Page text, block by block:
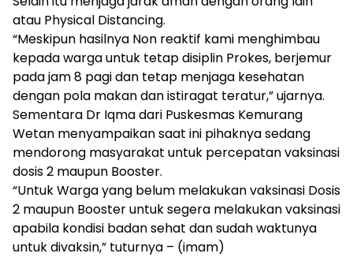
atau Physical Distancing.
“Meskipun hasilnya Non reaktif kami menghimbau
kepada warga untuk tetap disiplin Prokes, berjemur
pada jam 8 pagi dan tetap menjaga kesehatan
dengan pola makan dan istiragat teratur,” ujarnya.
Sementara Dr Iqma dari Puskesmas Kemurang
Wetan menyampaikan saat ini pihaknya sedang
mendorong masyarakat untuk percepatan vaksinasi
dosis 2 maupun Booster.
“Untuk Warga yang belum melakukan vaksinasi Dosis
2 maupun Booster untuk segera melakukan vaksinasi
apabila kondisi badan sehat dan sudah waktunya
untuk divaksin,” tuturnya – (imam)